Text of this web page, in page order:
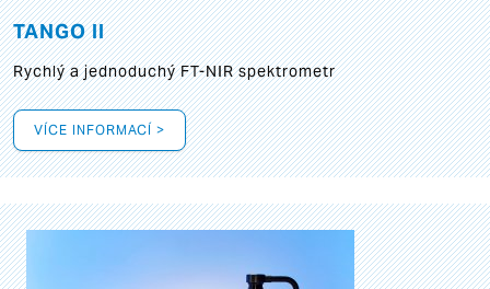
TANGO II
Rychlý a jednoduchý FT-NIR spektrometr
VÍCE INFORMACÍ >